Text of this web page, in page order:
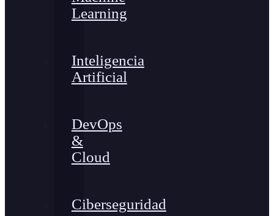
Learning
Inteligencia
Artificial
DevOps
&
Cloud
Ciberseguridad